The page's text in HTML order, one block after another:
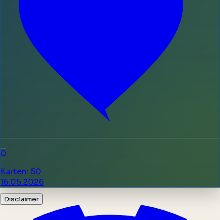
0
Karten: 50
16.05.2026
Disclaimer